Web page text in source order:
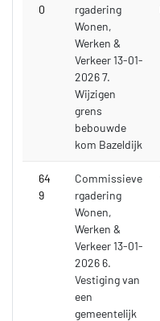
0
rgadering
Wonen,
Werken &
Verkeer 13-01-
2026 7.
Wijzigen
grens
bebouwde
kom Bazeldijk
64
9
Commissieve
rgadering
Wonen,
Werken &
Verkeer 13-01-
2026 6.
Vestiging van
een
gemeentelijk